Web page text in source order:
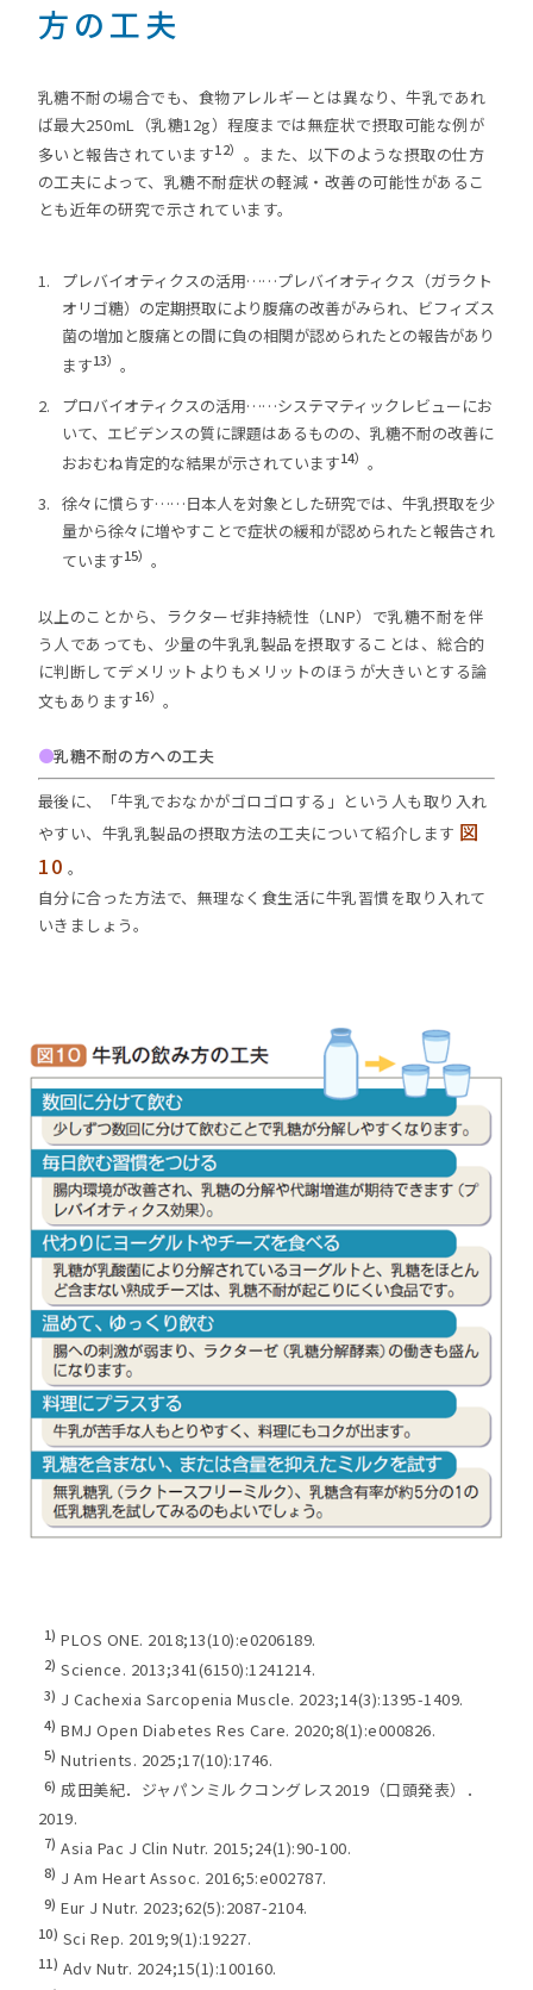
方の工夫
乳糖不耐の場合でも、食物アレルギーとは異なり、牛乳であれ
ば最大250mL（乳糖12g）程度までは無症状で摂取可能な例が
多いと報告されています12） 。また、以下のような摂取の仕方
の工夫によって、乳糖不耐症状の軽減・改善の可能性があるこ
とも近年の研究で示されています。
プレバイオティクスの活用……プレバイオティクス（ガラクト
オリゴ糖）の定期摂取により腹痛の改善がみられ、ビフィズス
菌の増加と腹痛との間に負の相関が認められたとの報告があり
ます13） 。
プロバイオティクスの活用……システマティックレビューにお
いて、エビデンスの質に課題はあるものの、乳糖不耐の改善に
おおむね肯定的な結果が示されています14） 。
徐々に慣らす……日本人を対象とした研究では、牛乳摂取を少
量から徐々に増やすことで症状の緩和が認められたと報告され
ています15） 。
以上のことから、ラクターゼ非持続性（LNP）で乳糖不耐を伴
う人であっても、少量の牛乳乳製品を摂取することは、総合的
に判断してデメリットよりもメリットのほうが大きいとする論
文もあります16） 。
●乳糖不耐の方への工夫
最後に、「牛乳でおなかがゴロゴロする」という人も取り入れ
やすい、牛乳乳製品の摂取方法の工夫について紹介します 図
10 。
自分に合った方法で、無理なく食生活に牛乳習慣を取り入れて
いきましょう。
1) PLOS ONE. 2018;13(10):e0206189.
2) Science. 2013;341(6150):1241214.
3) J Cachexia Sarcopenia Muscle. 2023;14(3):1395-1409.
4) BMJ Open Diabetes Res Care. 2020;8(1):e000826.
5) Nutrients. 2025;17(10):1746.
6) 成田美紀．ジャパンミルクコングレス2019（口頭発表）．
2019.
7) Asia Pac J Clin Nutr. 2015;24(1):90-100.
8) J Am Heart Assoc. 2016;5:e002787.
9) Eur J Nutr. 2023;62(5):2087-2104.
10) Sci Rep. 2019;9(1):19227.
11) Adv Nutr. 2024;15(1):100160.